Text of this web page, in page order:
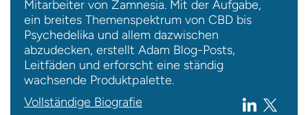
Mitarbeiter von Zamnesia. Mit der Aufgabe,
ein breites Themenspektrum von CBD bis
Psychedelika und allem dazwischen
abzudecken, erstellt Adam Blog-Posts,
Leitfäden und erforscht eine ständig
wachsende Produktpalette.
Vollständige Biografie